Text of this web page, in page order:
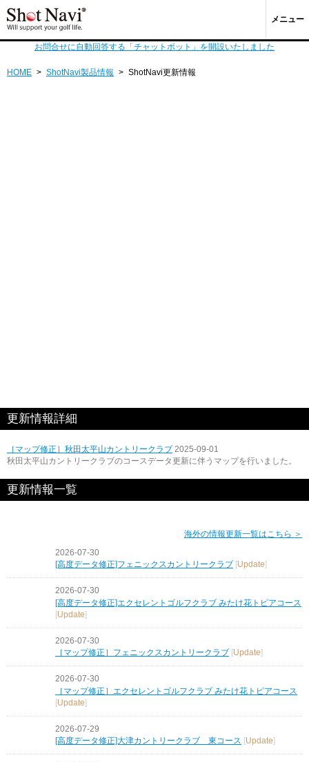
メニュー
お問合せに自動回答する「チャットボット」を開設いたしました
HOME > ShotNavi製品情報 > ShotNavi更新情報
更新情報詳細
［マップ修正］秋田太平山カントリークラブ 2025-09-01
秋田太平山カントリークラブのコースデータ更新に伴うマップを行いました。
更新情報一覧
海外の情報更新一覧はこちら ＞
2026-07-30
[高度データ修正]フェニックスカントリークラブ
Update
2026-07-30
[高度データ修正]エクセレントゴルフクラブ みたけ花トピアコース
[Update]
2026-07-30
［マップ修正］フェニックスカントリークラブ [Update]
2026-07-30
［マップ修正］エクセレントゴルフクラブ みたけ花トピアコース
[Update]
2026-07-29
[高度データ修正]大津カントリークラブ 東コース [Update]